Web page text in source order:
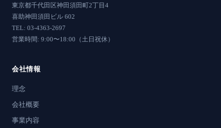
東京都千代田区神田須田町2丁目4
喜助神田須田ビル 602
TEL: 03-4363-2697
営業時間: 9:00〜18:00（土日祝休）
会社情報
理念
会社概要
事業内容